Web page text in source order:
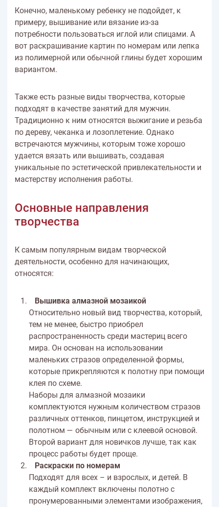
Конечно, маленькому ребенку не подойдет, к
примеру, вышивание или вязание из-за
потребности пользоваться иглой или спицами. А
вот раскрашивание картин по номерам или лепка
из полимерной или обычной глины будет хорошим
вариантом.
Также есть разные виды творчества, которые
подходят в качестве занятий для мужчин.
Традиционно к ним относятся выжигание и резьба
по дереву, чеканка и лозоплетение. Однако
встречаются мужчины, которым тоже хорошо
удается вязать или вышивать, создавая
уникальные по эстетической привлекательности и
мастерству исполнения работы.
Основные направления
творчества
К самым популярным видам творческой
деятельности, особенно для начинающих,
относятся:
Вышивка алмазной мозаикой
Относительно новый вид творчества, который,
тем не менее, быстро приобрел
распространенность среди мастериц всего
мира. Он основан на использовании
маленьких стразов определенной формы,
которые прикрепляются к полотну при помощи
клея по схеме.
Наборы для алмазной мозаики
комплектуются нужным количеством стразов
различных оттенков, пинцетом, инструкцией и
полотном — обычным или с клеевой основой.
Второй вариант для новичков лучше, так как
процесс работы будет проще.
Раскраски по номерам
Подходят для всех – и взрослых, и детей. В
каждый комплект включены полотно с
пронумерованными элементами изображения,